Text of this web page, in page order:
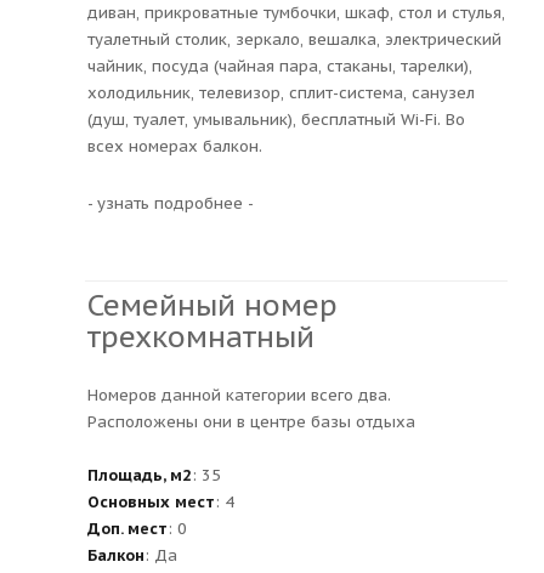
диван, прикроватные тумбочки, шкаф, стол и стулья,
туалетный столик, зеркало, вешалка, электрический
чайник, посуда (чайная пара, стаканы, тарелки),
холодильник, телевизор, сплит-система, санузел
(душ, туалет, умывальник), бесплатный Wi-Fi. Во
всех номерах балкон.
- узнать подробнее -
Семейный номер
трехкомнатный
Номеров данной категории всего два.
Расположены они в центре базы отдыха
Площадь, м2: 35
Основных мест: 4
Доп. мест: 0
Балкон: Да